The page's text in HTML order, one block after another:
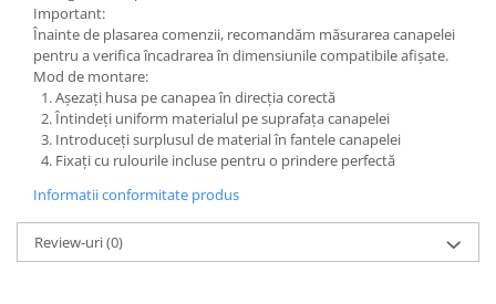
Important:
Înainte de plasarea comenzii, recomandăm măsurarea canapelei
pentru a verifica încadrarea în dimensiunile compatibile afișate.
Mod de montare:
Așezați husa pe canapea în direcția corectă
Întindeți uniform materialul pe suprafața canapelei
Introduceți surplusul de material în fantele canapelei
Fixați cu rulourile incluse pentru o prindere perfectă
Informatii conformitate produs
Review-uri(0)